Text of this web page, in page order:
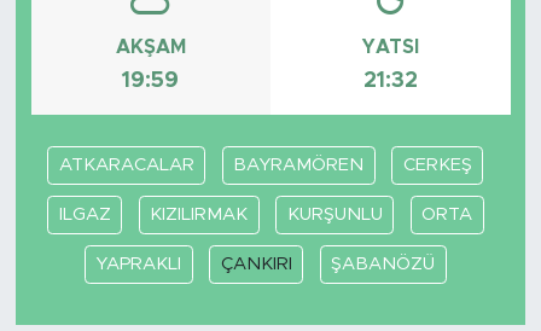
AKŞAM
19:59
YATSI
21:32
ATKARACALAR BAYRAMÖREN CERKEŞ
ILGAZ KIZILIRMAK KURŞUNLU ORTA
YAPRAKLI ÇANKIRI ŞABANÖZÜ